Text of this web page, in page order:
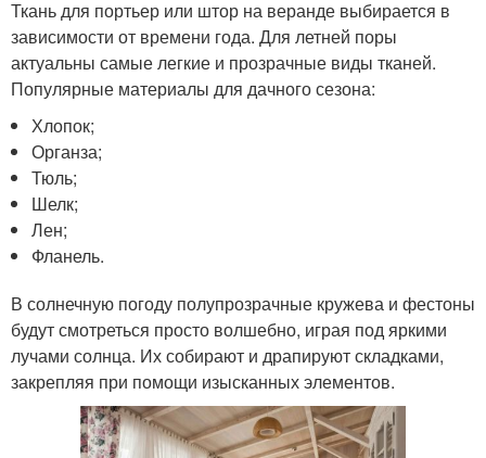
Ткань для портьер или штор на веранде выбирается в
зависимости от времени года. Для летней поры
актуальны самые легкие и прозрачные виды тканей.
Популярные материалы для дачного сезона:
Хлопок;
Органза;
Тюль;
Шелк;
Лен;
Фланель.
В солнечную погоду полупрозрачные кружева и фестоны
будут смотреться просто волшебно, играя под яркими
лучами солнца. Их собирают и драпируют складками,
закрепляя при помощи изысканных элементов.